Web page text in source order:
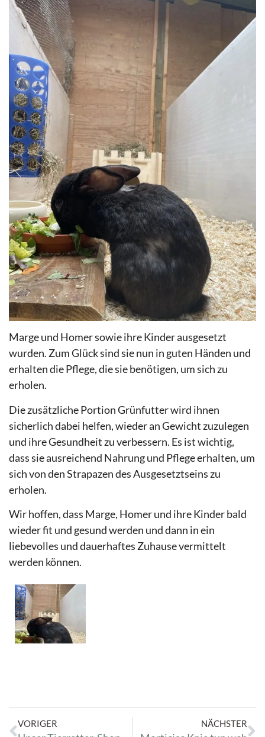
Marge und Homer sowie ihre Kinder ausgesetzt
wurden. Zum Glück sind sie nun in guten Händen und
erhalten die Pflege, die sie benötigen, um sich zu
erholen.
Die zusätzliche Portion Grünfutter wird ihnen
sicherlich dabei helfen, wieder an Gewicht zuzulegen
und ihre Gesundheit zu verbessern. Es ist wichtig,
dass sie ausreichend Nahrung und Pflege erhalten, um
sich von den Strapazen des Ausgesetztseins zu
erholen.
Wir hoffen, dass Marge, Homer und ihre Kinder bald
wieder fit und gesund werden und dann in ein
liebevolles und dauerhaftes Zuhause vermittelt
werden können.
VORIGER NÄCHSTER